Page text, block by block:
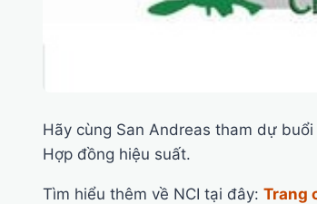
Hãy cùng San Andreas tham dự
Hợp đồng hiệu suất.
Tìm hiểu thêm về NCI tại đây: Trang